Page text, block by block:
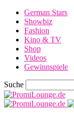
German Stars
Showbiz
Fashion
Kino & TV
Shop
Videos
Gewinnspiele
Suche